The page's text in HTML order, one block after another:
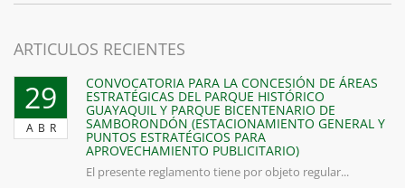
ARTICULOS RECIENTES
29
ABR
CONVOCATORIA PARA LA CONCESIÓN DE ÁREAS
ESTRATÉGICAS DEL PARQUE HISTÓRICO
GUAYAQUIL Y PARQUE BICENTENARIO DE
SAMBORONDÓN (ESTACIONAMIENTO GENERAL Y
PUNTOS ESTRATÉGICOS PARA
APROVECHAMIENTO PUBLICITARIO)
El presente reglamento tiene por objeto regular...